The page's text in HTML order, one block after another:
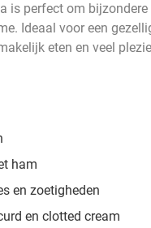
is perfect om
Ideaal voor een
eten en veel
ham
en zoetigheden
en clotted cream